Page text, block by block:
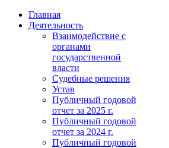
Главная
Деятельность
Взаимодействие с
органами
государственной
власти
Судебные решения
Устав
Публичный годовой
отчет за 2025 г.
Публичный годовой
отчет за 2024 г.
Публичный годовой